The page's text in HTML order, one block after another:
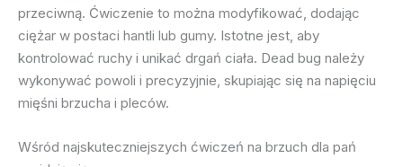
przeciwną. Ćwiczenie to można modyfikować, dodając
ciężar w postaci hantli lub gumy. Istotne jest, aby
kontrolować ruchy i unikać drgań ciała. Dead bug należy
wykonywać powoli i precyzyjnie, skupiając się na napięciu
mięśni brzucha i pleców.
Wśród najskuteczniejszych ćwiczeń na brzuch dla pań